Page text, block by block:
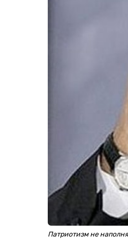
Патриотизм не